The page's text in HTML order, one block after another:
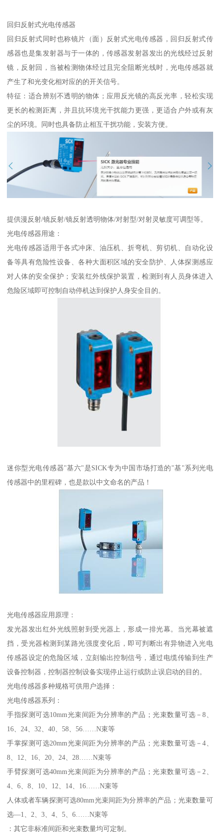
回归反射式光电传感器
回归反射式同时也称镜片（面）反射式光电传感器，回归反射式传
感器也是集发射器与于一体的，传感器发射器发出的光线经过反射
镜，反射回，当被检测物体经过且完全阻断光线时，光电传感器就
产生了和光变化相对应的的开关信号。
特征：适合辨别不透明的物体；应用反光镜的高反光率，轻松实现
更长的检测距离，并且抗环境光干扰能力更强，更适合户外或有灰
尘的环境。同时也具备防止相互干扰功能，安装方便。
提供漫反射/镜反射/镜反射透明物体/对射型/对射灵敏度可调型等。
光电传感器用途：
光电传感器适用于各式冲床、油压机、折弯机、剪切机、自动化设
备等具有危险性设备、各种大面积区域的安全防护、人体探测感应
对人体的安全保护；安装红外线保护装置，检测到有人员身体进入
危险区域即可控制自动停机达到保护人身安全目的。
迷你型光电传感器"基六"是SICK专为中国市场打造的"基"系列光电
传感器中的里程碑，也是款以中文命名的产品！
光电传感器应用原理：
发光器发出红外光线照射到受光器上，形成一排光幕。当光幕被遮
挡，受光器检测到某路光强度变化后，即可判断出有异物进入光电
传感器设定的危险区域，立刻输出控制信号，通过电缆传输到生产
设备控制器，控制器控制设备实现停止运行或防止误启动的目的。
光电传感器多种规格可供用户选择：
光电传感器系列：
手指探测可选10mm光束间距为分辨率的产品；光束数量可选－8、
16、24、32、40、58、56……N束等
手掌探测可选20mm光束间距为分辨率的产品；光束数量可选－4、
8、12、16、20、24、28……N束等
手臂探测可选40mm光束间距为分辨率的产品；光束数量可选－2、
4、6、8、10、12、14、16……N束等
人体或者车辆探测可选80mm光束间距为分辨率的产品；光束数量可
选—1、2、3、4、5、6……N束等
：其它非标准间距和光束数量均可定制。